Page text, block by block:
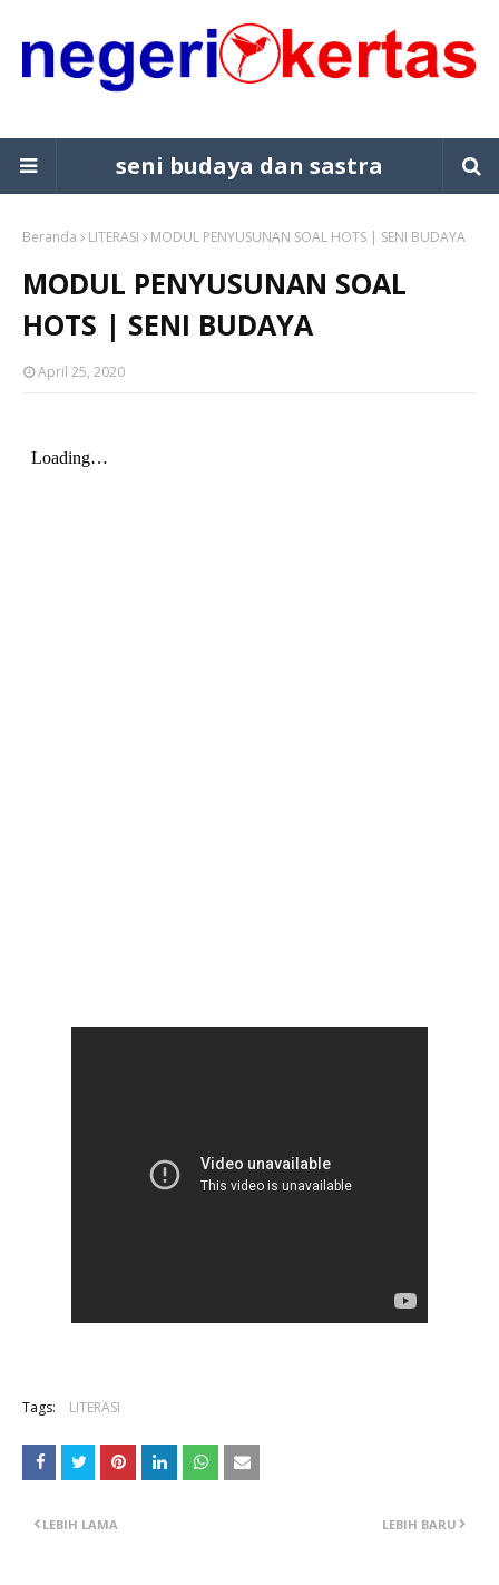
seni budaya dan sastra
Beranda LITERASI MODUL PENYUSUNAN SOAL HOTS | SENI BUDAYA
MODUL PENYUSUNAN SOAL
HOTS | SENI BUDAYA
April 25, 2020
Tags: LITERASI
LEBIH BARU
LEBIH LAMA